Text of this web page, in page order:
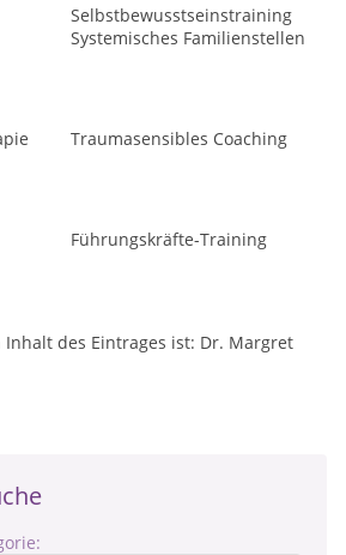
Selbstbewusstseinstraining
Systemisches Familienstellen
Traumasensibles Coaching
Führungskräfte-Training
des Eintrages ist: Dr. Margret